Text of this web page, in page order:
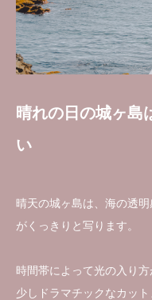
晴れの日の城ヶ島
い
晴天の城ヶ島は、海の透
がくっきりと写ります。
時間帯によって光の入り
少しドラマチックなカッ